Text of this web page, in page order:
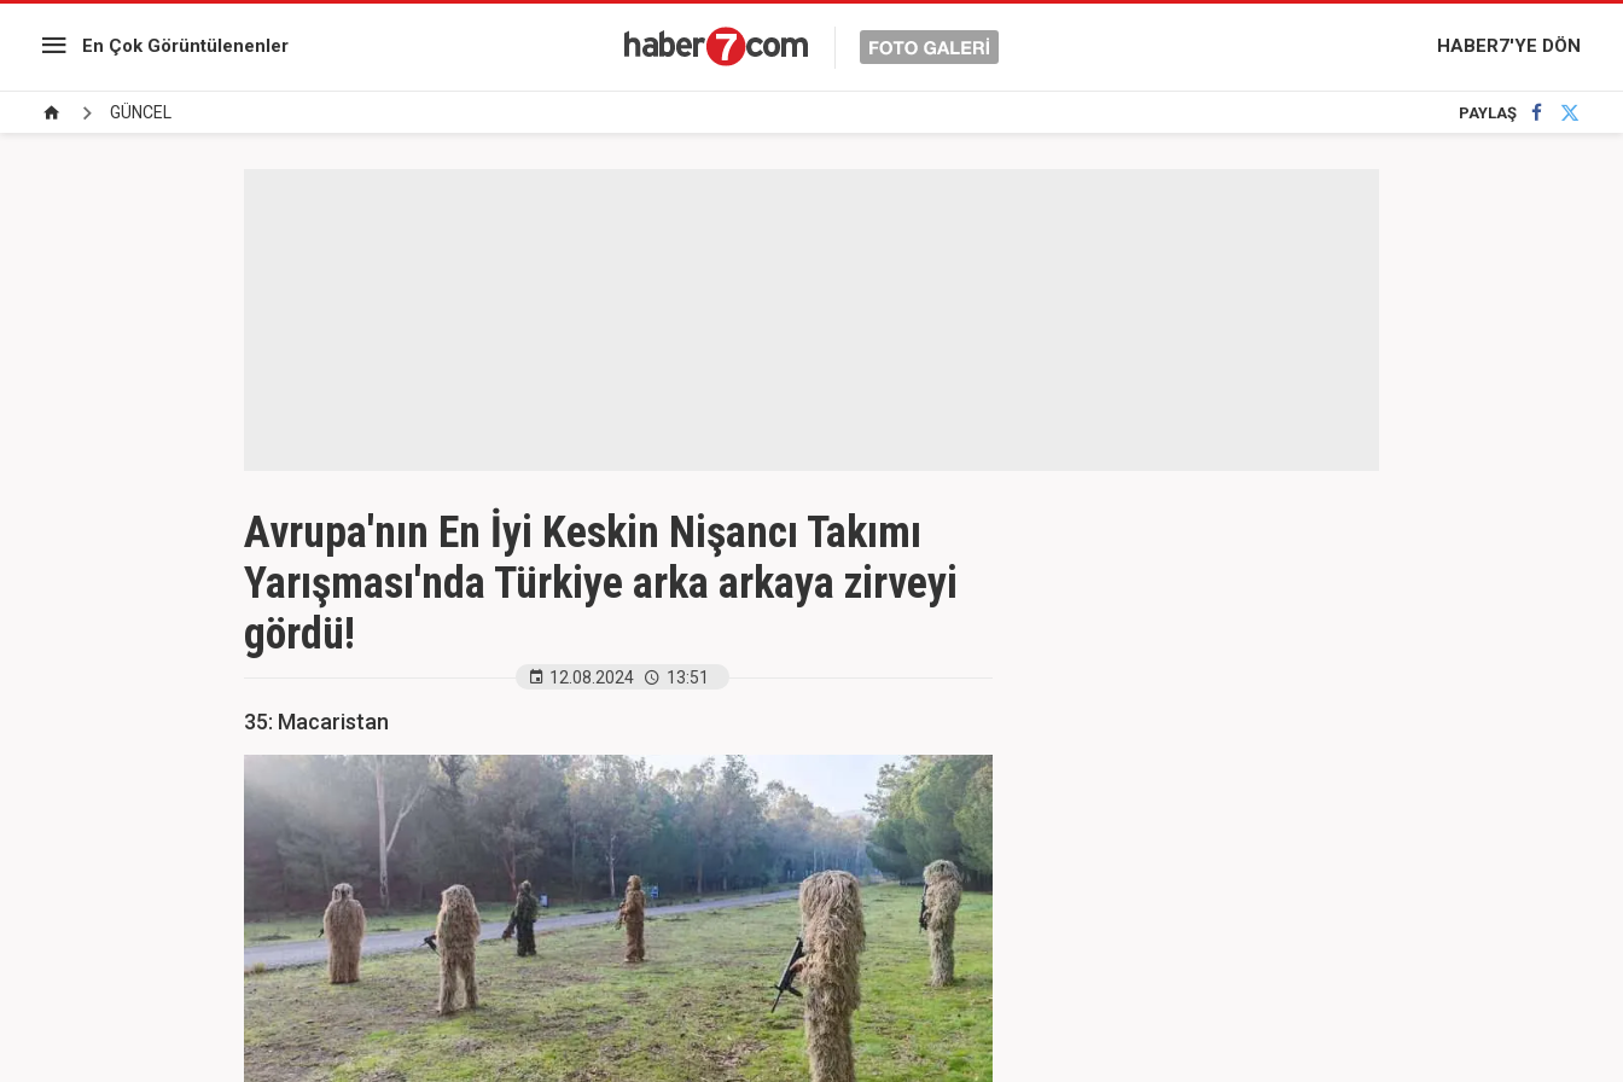
En Çok Görüntülenenler HABER7'YE DÖN
GÜNCEL PAYLAŞ
Avrupa'nın En İyi Keskin Nişancı Takımı
Yarışması'nda Türkiye arka arkaya zirveyi
gördü!
12.08.2024 13:51
35: Macaristan